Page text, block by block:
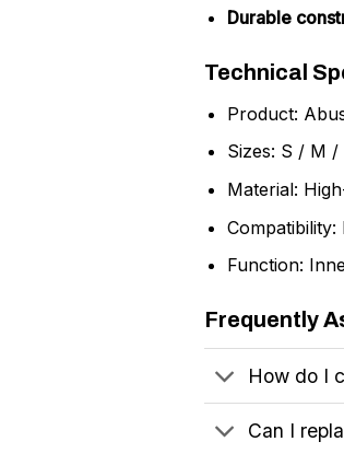
Durable
Technical
Product:
Sizes: S / M /
Material:
Function:
Frequently
How do I
Can I